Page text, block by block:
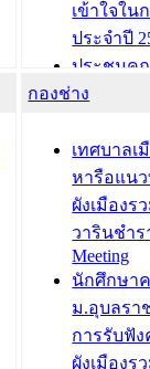
เข้าใจใน
ประจำปี
ประชุมค
ความเสี่ย
ประชุมที
ชีวา สร้า
ขับเคลื่อน
“เมืองแห่
บทความ อื่นๆ ...
กองช่าง
เทศบาลเ
หารือแน
ผังเมืองร
วารินชำร
Meeting
นักศึกษา
ม.อุบลรา
การรับฟั
ผังเมืองร